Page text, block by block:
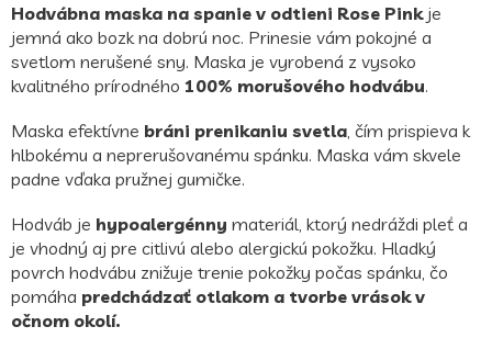
Hodvábna maska ​​na spanie v odtieni Rose Pinkje
jemná ako bozk na dobrú noc. Prinesie vám pokojné a
svetlom nerušené sny. Maska je vyrobená z vysoko
kvalitného prírodného 100% morušového hodvábu.
Maska efektívne bráni prenikaniu svetla , čím prispieva k
hlbokému a neprerušovanému spánku. Maska vám skvele
padne vďaka pružnej gumičke.
Hodváb je hypoalergénny materiál, ktorý nedráždi pleť a
je vhodný aj pre citlivú alebo alergickú pokožku. Hladký
povrch hodvábu znižuje trenie pokožky počas spánku, čo
pomáha predchádzať otlakom a tvorbe vrások v
očnom okolí.